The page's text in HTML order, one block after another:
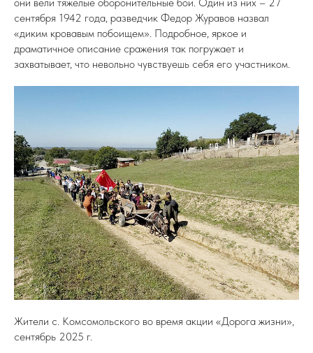
сентября 1942 года, разведчик Федор Журавов назвал
«диким кровавым побоищем». Подробное, яркое и
драматичное описание сражения так погружает и
захватывает, что невольно чувствуешь себя его участником.
Жители с. Комсомольского во время акции «Дорога жизни»,
сентябрь 2025 г.